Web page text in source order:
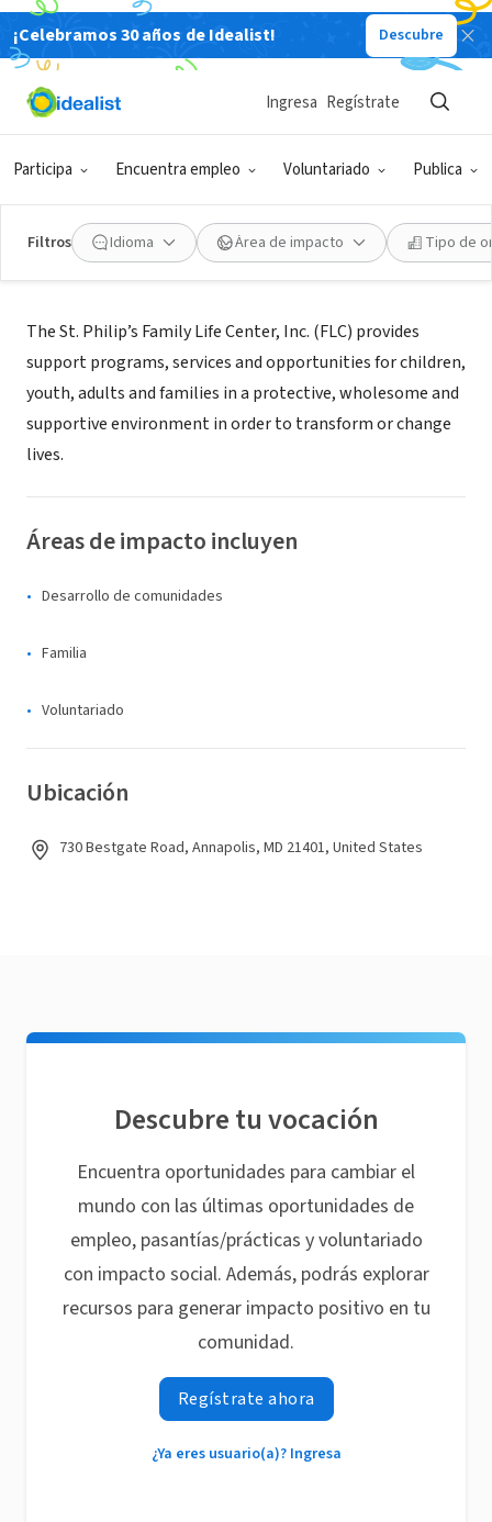
¡Celebramos 30 años de Idealist! Descubre
Participa Encuentra empleo Voluntariado Publica
Ingresa Regístrate
Filtros Idioma Área de impacto Tipo de
ORGANIZACIÓN SIN FIN DE LUCRO
St. Philip's Family Life Center, Inc.
Acerca de
The St. Philip’s Family Life Center, Inc. (FLC) provides
support programs, services and opportunities for children,
youth, adults and families in a protective, wholesome and
supportive environment in order to transform or change
lives.
Áreas de impacto incluyen
Desarrollo de comunidades
Familia
Voluntariado
Ubicación
730 Bestgate Road, Annapolis, MD 21401, United States
Descubre tu vocación
Encuentra oportunidades para cambiar el
mundo con las últimas oportunidades de
empleo, pasantías/prácticas y voluntariado
con impacto social. Además, podrás explorar
recursos para generar impacto positivo en tu
comunidad.
Regístrate ahora
¿Ya eres usuario(a)? Ingresa